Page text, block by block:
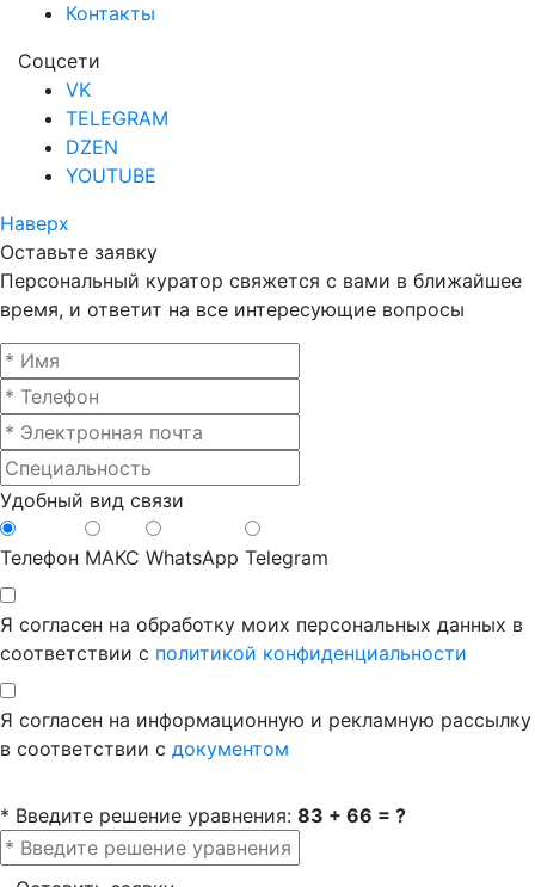
Контакты
Соцсети
VK
TELEGRAM
DZEN
YOUTUBE
Наверх
Оставьте заявку
Персональный куратор свяжется с вами в ближайшее
время, и ответит на все интересующие вопросы
Удобный вид связи
Телефон МАКС WhatsApp Telegram
Я согласен на обработку моих персональных данных в
соответствии с политикой конфиденциальности
Я согласен на информационную и рекламную рассылку
в соответствии с документом
* Введите решение уравнения: 83 + 66 = ?